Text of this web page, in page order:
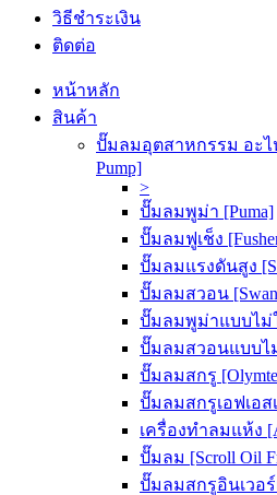
วิธีชำระเงิน
ติดต่อ
หน้าหลัก
สินค้า
ปั๊มลมอุตสาหกรรม อะไ
Pump]
>
ปั๊มลมพูม่า [Puma]
ปั๊มลมฟูเช็ง
ปั๊มลมแรงดันสูง
ปั๊มลมสวอน
ปั๊มลมพูม่าแบบไม่
ปั๊มลมสวอนแบบไ
ปั๊มลมสกรู
ปั๊มลมสกรูเอฟเอส
เครื่องทำลมแห้ง
ปั๊มลม [Scroll Oil
ปั๊มลมสกรูอินเวอร์